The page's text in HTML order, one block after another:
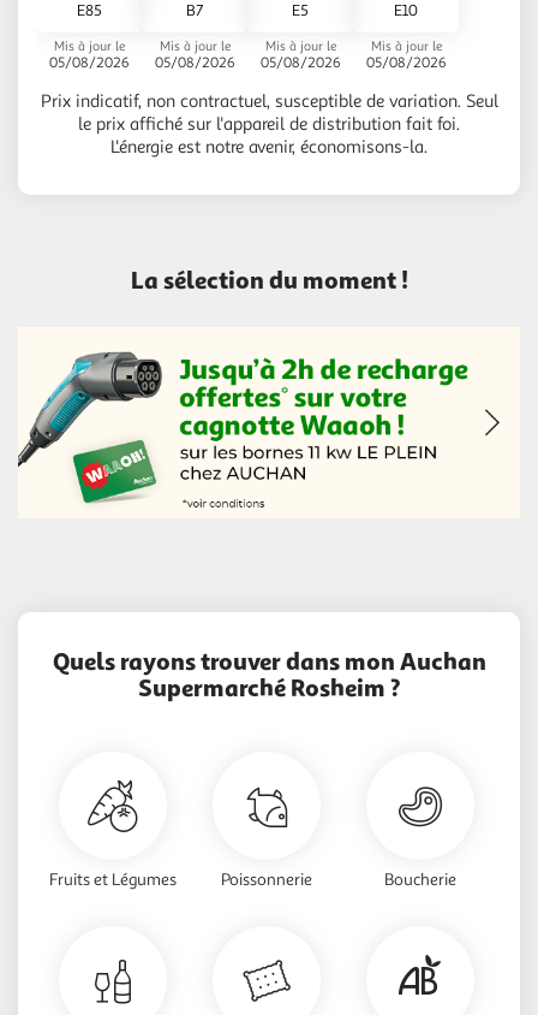
E85
Mis à jour le
05/08/2026
B7
Mis à jour le
05/08/2026
E5
Mis à jour le
05/08/2026
E10
Mis à jour le
05/08/2026
Prix indicatif, non contractuel, susceptible de variation. Seul
le prix affiché sur l'appareil de distribution fait foi.
L'énergie est notre avenir, économisons-la.
La sélection du moment !
Quels rayons trouver dans mon Auchan
Supermarché Rosheim ?
Fruits et Légumes Poissonnerie Boucherie